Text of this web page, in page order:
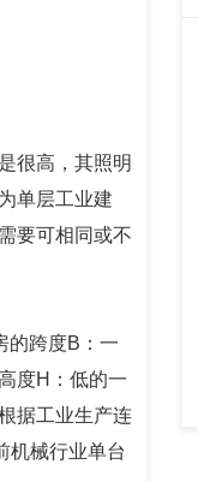
很高，其照明
单层工业建
要可相同或不
跨度B：一
度H：低的一
据工业生产连
机械行业单台